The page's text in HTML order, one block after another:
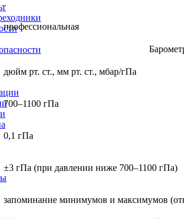
профессиональная
дюйм рт. ст., мм рт. ст., мбар/гПа
700–1100 гПа
0,1 гПа
±3 гПа (при давлении ниже 700–1100 гПа)
запоминание минимумов и максимумов